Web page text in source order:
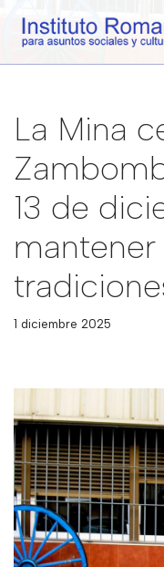
Saltar
La Mina
13 de
mantener
1 diciembre 2025